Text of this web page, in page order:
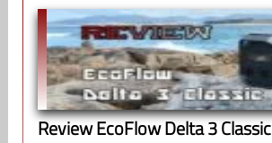
Review EcoFlow Delta 3 Classic